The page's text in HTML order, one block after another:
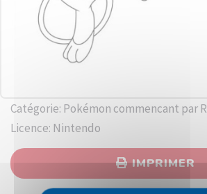
Catégorie: Pokémon commencant par R
Licence: Nintendo
IMPRIMER